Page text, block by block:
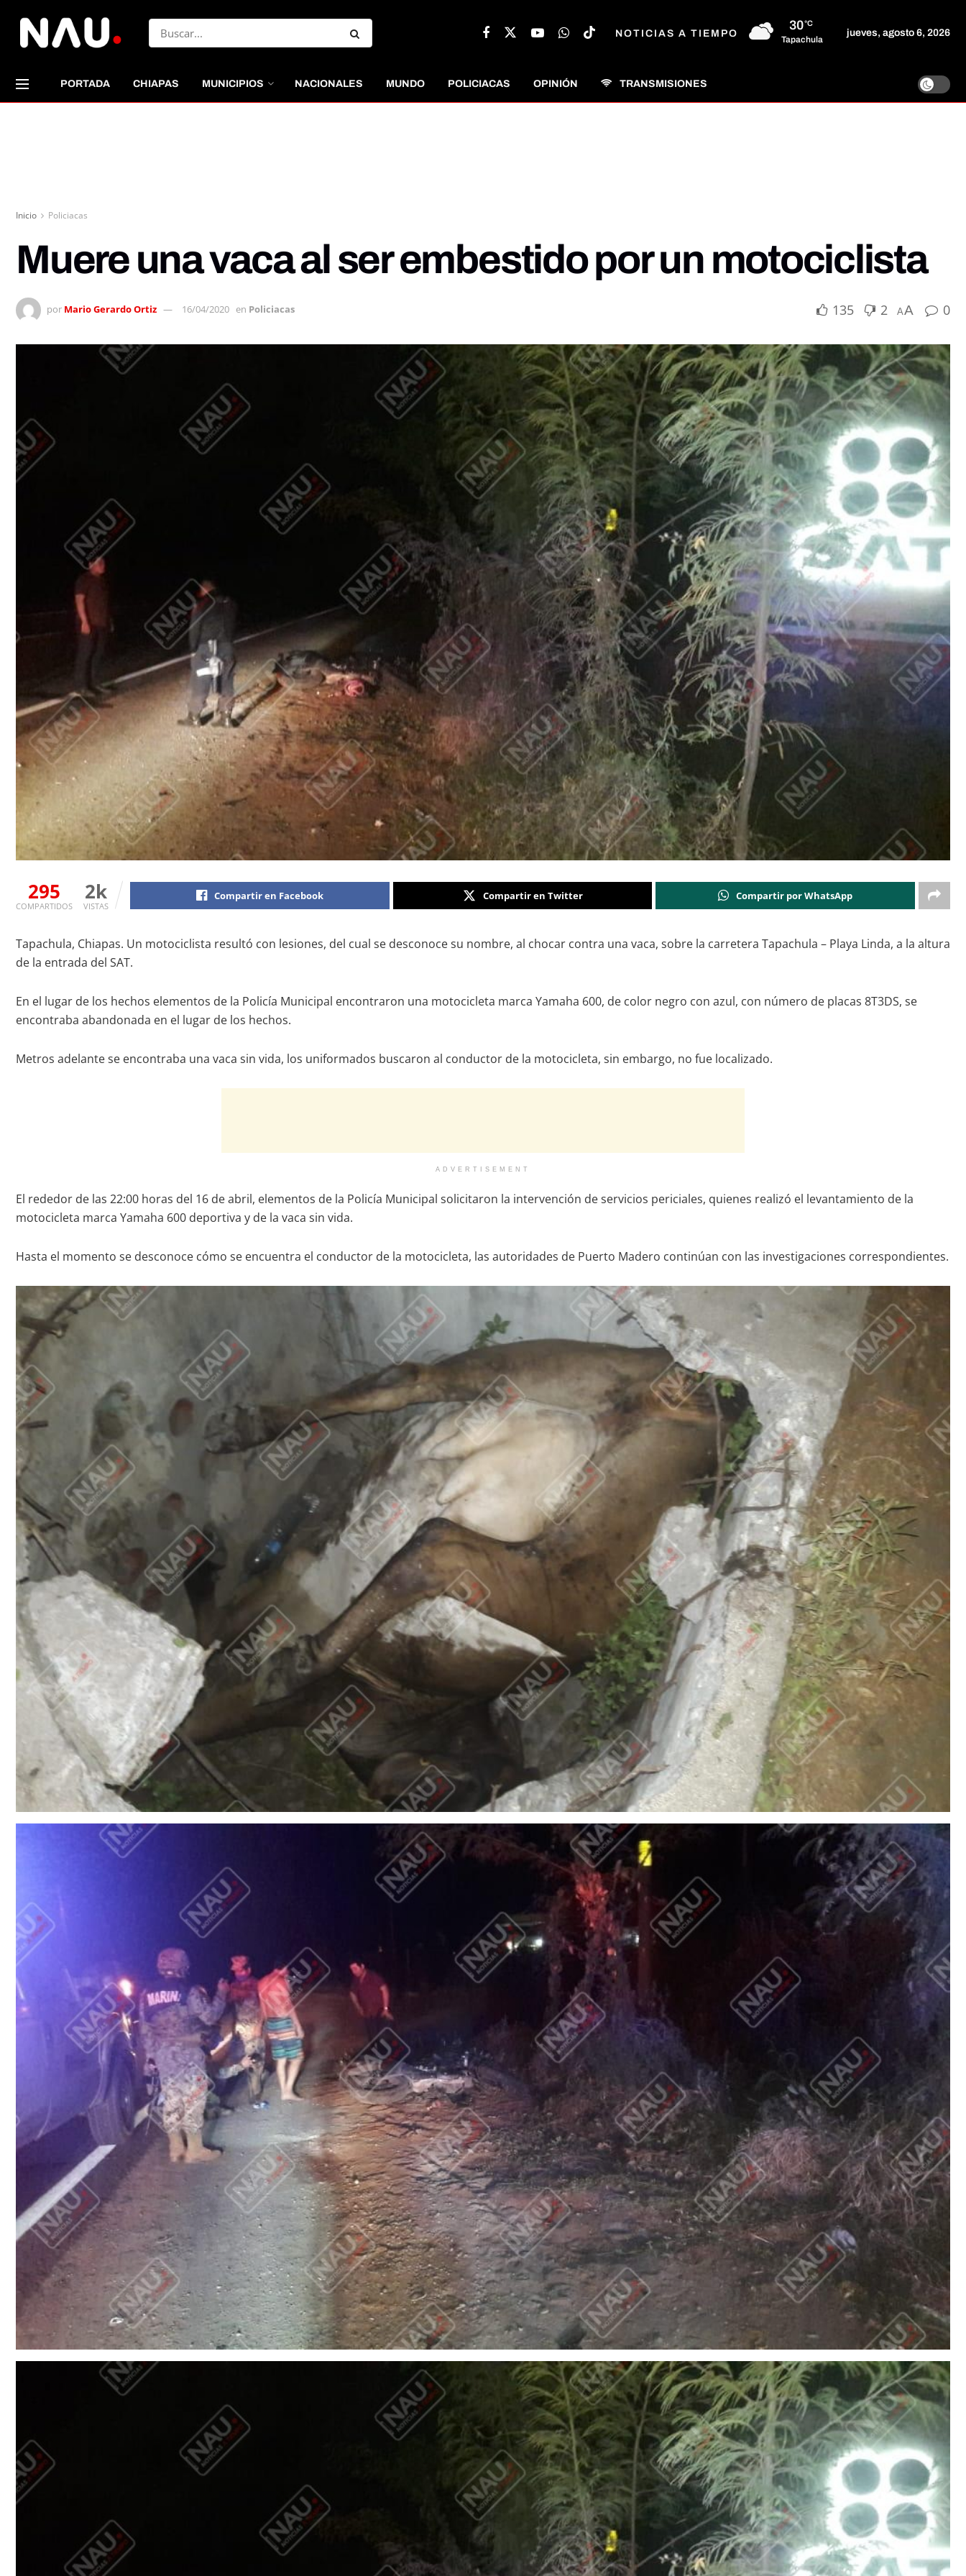
NOTICIAS A TIEMPO
30°C
Tapachula
jueves, agosto 6, 2026
PORTADA CHIAPAS MUNICIPIOS NACIONALES MUNDO POLICIACAS OPINIÓN TRANSMISIONES
Inicio Policiacas
Muere una vaca al ser embestido por un motociclista
por Mario Gerardo Ortiz 16/04/2020 en Policiacas 135 2 AA 0
295
COMPARTIDOS
2k
VISTAS
Compartir en Facebook Compartir en Twitter Compartir por WhatsApp
Tapachula, Chiapas. Un motociclista resultó con lesiones, del cual se desconoce su nombre, al chocar contra una vaca, sobre la carretera Tapachula – Playa Linda, a la altura
de la entrada del SAT.
En el lugar de los hechos elementos de la Policía Municipal encontraron una motocicleta marca Yamaha 600, de color negro con azul, con número de placas 8T3DS, se
encontraba abandonada en el lugar de los hechos.
Metros adelante se encontraba una vaca sin vida, los uniformados buscaron al conductor de la motocicleta, sin embargo, no fue localizado.
ADVERTISEMENT
El rededor de las 22:00 horas del 16 de abril, elementos de la Policía Municipal solicitaron la intervención de servicios periciales, quienes realizó el levantamiento de la
motocicleta marca Yamaha 600 deportiva y de la vaca sin vida.
Hasta el momento se desconoce cómo se encuentra el conductor de la motocicleta, las autoridades de Puerto Madero continúan con las investigaciones correspondientes.